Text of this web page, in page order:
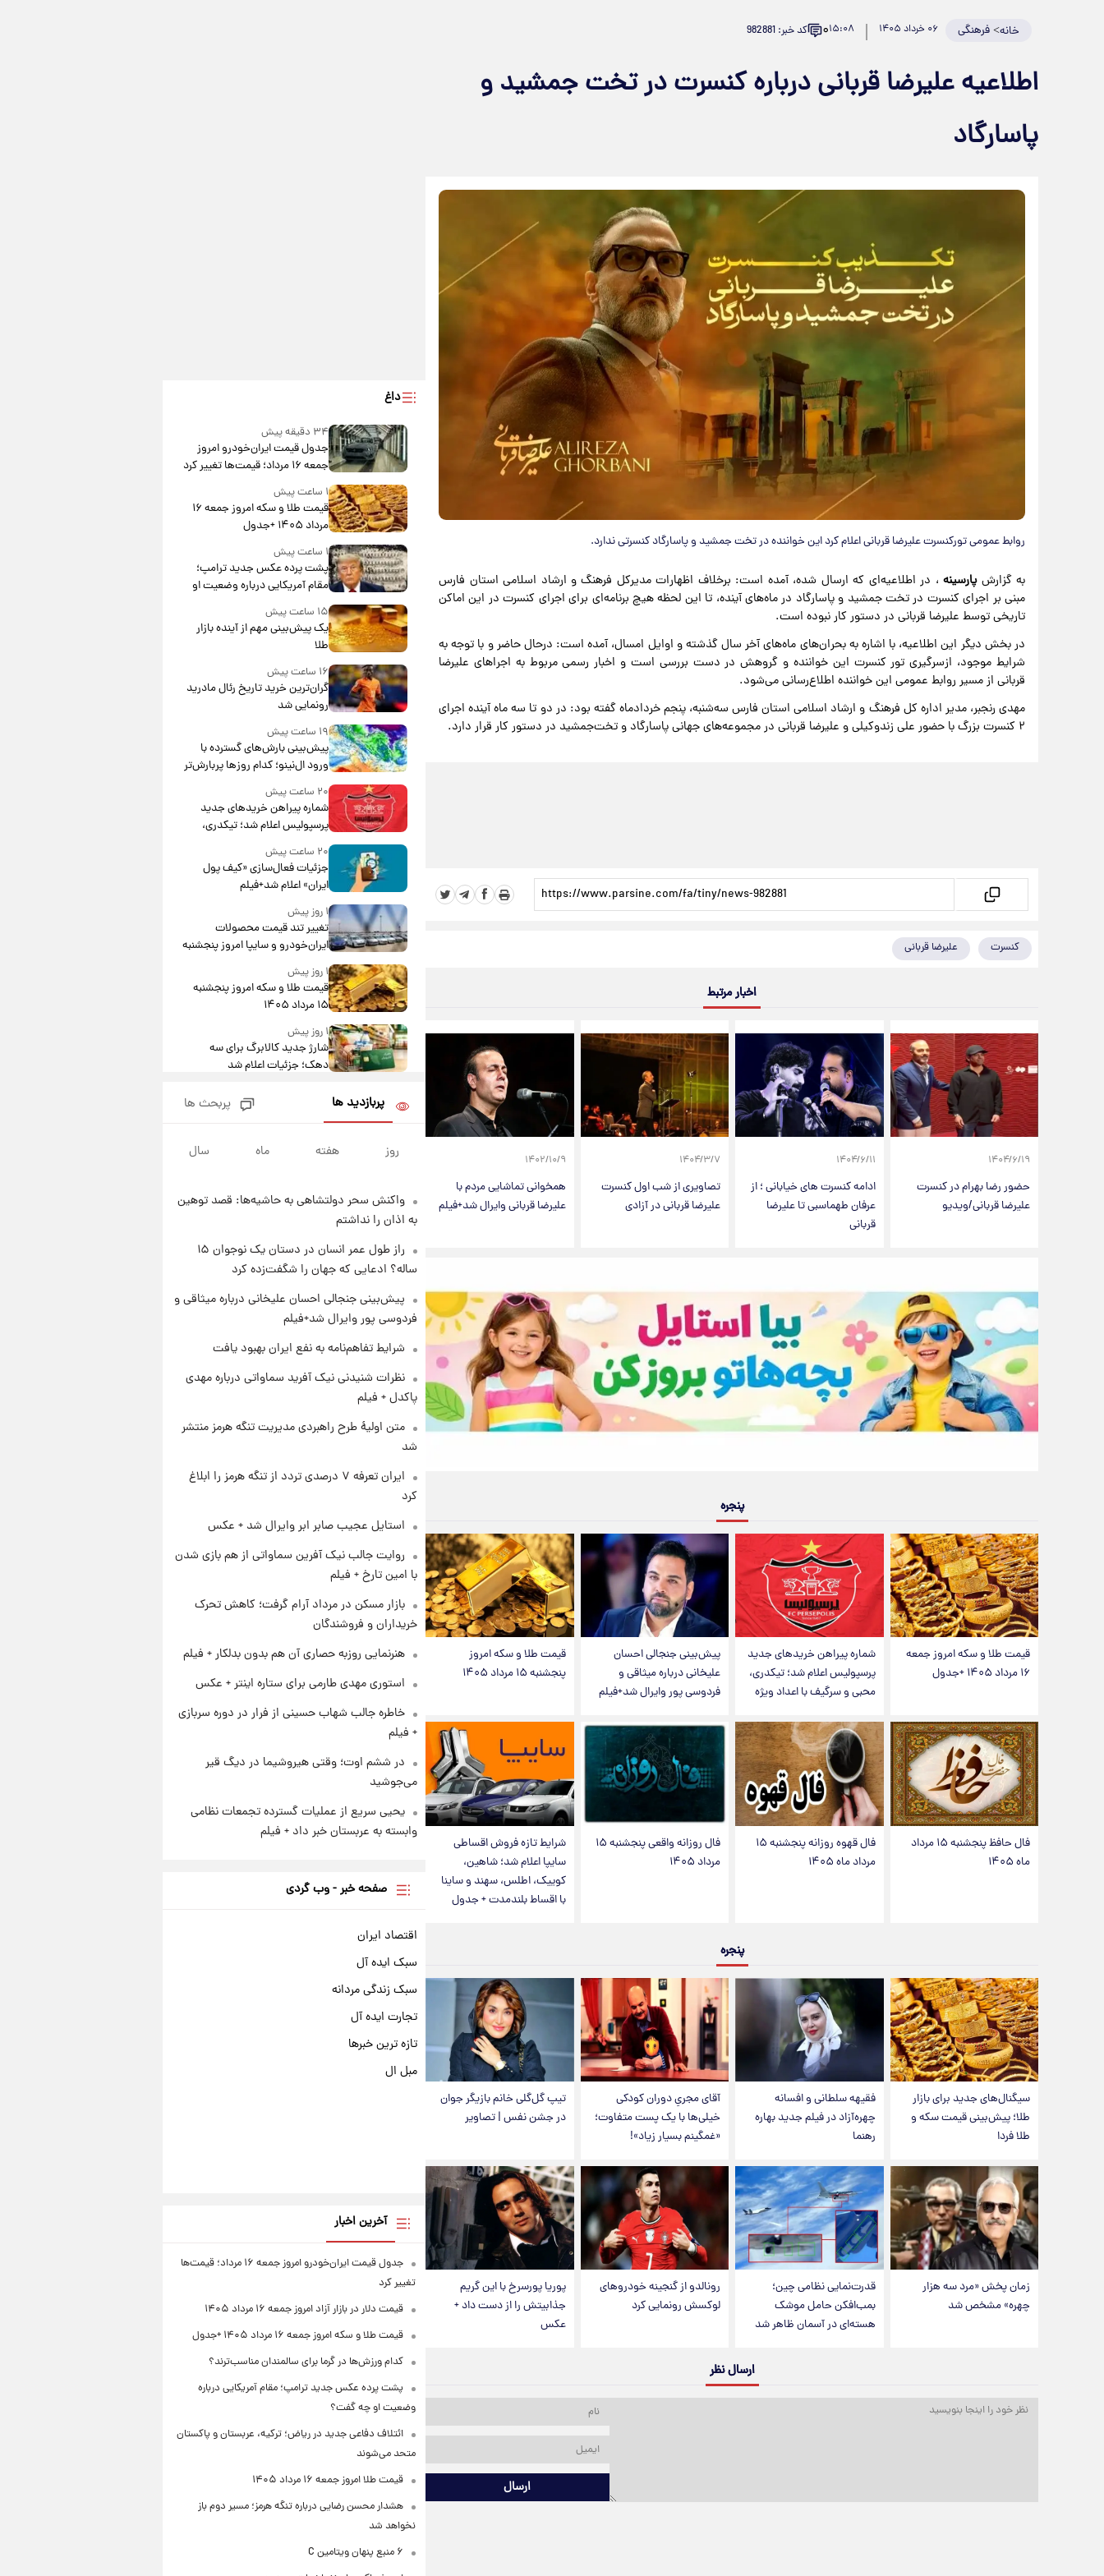
خانه>فرهنگی ۰۶ خرداد ۱۴۰۵ ۱۵:۰۸۰ کد خبر: 982881
اطلاعیه علیرضا قربانی درباره کنسرت در تخت جمشید و
پاسارگاد
روابط عمومی تورکنسرت‌ علیرضا قربانی اعلام کرد این خواننده در تخت جمشید و پاسارگاد کنسرتی ندارد.
به گزارشپارسینه، در اطلاعیه‌ای که ارسال شده، آمده است: برخلاف اظهارات مدیرکل فرهنگ و ارشاد اسلامی استان فارس
مبنی بر اجرای کنسرت در تخت جمشید و پاسارگاد در ماه‌های آینده، تا این لحظه هیچ برنامه‌ای برای اجرای کنسرت در این اماکن
تاریخی توسط علیرضا قربانی در دستور کار نبوده است.
در بخش دیگر این اطلاعیه، با اشاره به بحران‌های ماه‌های آخر سال گذشته و اوایل امسال، آمده است: درحال حاضر و با توجه به
شرایط موجود، ازسرگیری تور کنسرت این خواننده و گروهش در دست بررسی است و اخبار رسمی مربوط به اجراهای علیرضا
قربانی از مسیر روابط عمومی این خواننده اطلاع‌رسانی می‌شود.
مهدی رنجبر، مدیر اداره کل فرهنگ و ارشاد اسلامی استان فارس سه‌شنبه، پنجم خردادماه گفته بود: در دو تا سه ماه آینده اجرای
۲ کنسرت بزرگ با حضور علی زندوکیلی و علیرضا قربانی در مجموعه‌های جهانی پاسارگاد و تخت‌جمشید در دستور کار قرار دارد.
کنسرت علیرضا قربانی
اخبار مرتبط
۱۴۰۴/۶/۱۹
حضور رضا بهرام در کنسرت
علیرضا قربانی/ویدیو
۱۴۰۴/۶/۱۱
ادامه کنسرت های خیابانی ؛ از
عرفان طهماسبی تا علیرضا
قربانی
۱۴۰۴/۳/۷
تصاویری از شب اول کنسرت
علیرضا قربانی در آزادی
۱۴۰۲/۱۰/۹
همخوانی تماشایی مردم‌ با
علیرضا قربانی وایرال شد+فیلم
پنجره
قیمت طلا و سکه امروز جمعه
۱۶ مرداد ۱۴۰۵ +جدول
شماره پیراهن خریدهای جدید
پرسپولیس اعلام شد؛ تیکدری،
محبی و سرگیف با اعداد ویژه
پیش‌بینی جنجالی احسان
علیخانی درباره میثاقی و
فردوسی پور وایرال شد+فیلم
قیمت طلا و سکه امروز
پنجشنبه ۱۵ مرداد ۱۴۰۵
فال حافظ پنجشنبه ۱۵ مرداد
ماه ۱۴۰۵
فال قهوه روزانه پنجشنبه ۱۵
مرداد ماه ۱۴۰۵
فال روزانه واقعی پنجشنبه ۱۵
مرداد ۱۴۰۵
شرایط تازه فروش اقساطی
سایپا اعلام شد؛ شاهین،
کوییک، اطلس، سهند و ساینا
با اقساط بلندمدت + جدول
پنجره
سیگنال‌های جدید برای بازار
طلا؛ پیش‌بینی قیمت سکه و
طلا فردا
فقیهه سلطانی و افسانه
چهره‌آزاد در فیلم جدید بهاره
رهنما
آقای مجریِ دوران کودکی
خیلی‌ها با یک پست متفاوت؛
«غمگینم بسیار زیاد»!
تیپ گل‌گلی خانم بازیگر جوان
در جشن نفس | تصاویر
زمان پخش «مرد سه هزار
چهره» مشخص شد
قدرت‌نمایی نظامی چین؛
بمب‌افکن حامل موشک
هسته‌ای در آسمان ظاهر شد
رونالدو از گنجینه خودروهای
لوکسش رونمایی کرد
پوریا پورسرخ با این گریم
جذابیتش را از دست داد +
عکس
ارسال نظر
ارسال
داغ
۳۴ دقیقه پیش
جدول قیمت ایران‌خودرو امروز
جمعه ۱۶ مرداد؛ قیمت‌ها تغییر کرد
۱ ساعت پیش
قیمت طلا و سکه امروز جمعه ۱۶
مرداد ۱۴۰۵ +جدول
۱ ساعت پیش
پشت پرده عکس جدید ترامپ؛
مقام آمریکایی درباره وضعیت او
چه گفت؟
۱۵ ساعت پیش
یک پیش‌بینی مهم از آینده بازار
طلا
۱۶ ساعت پیش
گران‌ترین خرید تاریخ رئال مادرید
رونمایی شد
۱۹ ساعت پیش
پیش‌بینی بارش‌های گسترده با
ورود ال‌نینو؛ کدام روزها پربارش‌تر
۲۰ ساعت پیش
شماره پیراهن خریدهای جدید
پرسپولیس اعلام شد؛ تیکدری،
۲۰ ساعت پیش
جزئیات فعال‌سازی «کیف پول
ایران» اعلام شد+فیلم
۱ روز پیش
تغییر تند قیمت محصولات
ایران‌خودرو و سایپا امروز پنجشنبه
۱۵ مرداد ۱۴۰۵ +جدول
۱ روز پیش
قیمت طلا و سکه امروز پنجشنبه
۱۵ مرداد ۱۴۰۵
۱ روز پیش
شارژ جدید کالابرگ برای سه
دهک؛ جزئیات اعلام شد
شرایط تازه فروش اقساطی سایپا
اعلام شد؛ شاهین، کوییک، اطلس،
سهند و ساینا با اقساط بلندمدت +
جدول۱ روز پیش
۱۴۰۵
۱ روز پیش
ماه ۱۴۰۵
پربازدید ها پربحث ها
روز هفته ماه سال
واکنش سحر دولتشاهی به حاشیه‌ها: قصد توهین
به اذان را نداشتم
راز طول عمر انسان در دستان یک نوجوان ۱۵
ساله؟ ادعایی که جهان را شگفت‌زده کرد
پیش‌بینی جنجالی احسان علیخانی درباره میثاقی و
فردوسی پور وایرال شد+فیلم
شرایط تفاهم‌نامه به نفع ایران بهبود یافت
نظرات شنیدنی نیک آفرید سماواتی درباره مهدی
پاکدل + فیلم
متن اولیۀ طرح راهبردی مدیریت تنگه هرمز منتشر
شد
ایران تعرفه ۷ درصدی تردد از تنگه هرمز را ابلاغ
کرد
استایل عجیب صابر ابر وایرال شد + عکس
روایت جالب نیک آفرین سماواتی از هم بازی شدن
با امین تارخ + فیلم
بازار مسکن در مرداد آرام گرفت؛ کاهش تحرک
خریداران و فروشندگان
هنرنمایی روزبه حصاری آن هم بدون بدلکار + فیلم
استوری مهدی طارمی برای ستاره اینتر + عکس
خاطره جالب شهاب حسینی از فرار در دوره سربازی
+ فیلم
در ششم اوت؛ وقتی هیروشیما در دیگ قیر
می‌جوشید
یحیی سریع از عملیات گسترده تجمعات نظامی
وابسته به عربستان خبر داد + فیلم
صفحه خبر - وب گردی
اقتصاد ایران
سبک ایده آل
سبک زندگی مردانه
تجارت ایده آل
تازه ترین خبرها
مبل ال
آخرین اخبار
جدول قیمت ایران‌خودرو امروز جمعه ۱۶ مرداد؛ قیمت‌ها
تغییر کرد
قیمت دلار در بازار آزاد امروز جمعه ۱۶ مرداد ۱۴۰۵
قیمت طلا و سکه امروز جمعه ۱۶ مرداد ۱۴۰۵ +جدول
کدام ورزش‌ها در گرما برای سالمندان مناسب‌ترند؟
پشت پرده عکس جدید ترامپ؛ مقام آمریکایی درباره
وضعیت او چه گفت؟
ائتلاف دفاعی جدید در ریاض؛ ترکیه، عربستان و پاکستان
متحد می‌شوند
قیمت طلا امروز جمعه ۱۶ مرداد ۱۴۰۵
هشدار محسن رضایی درباره تنگه هرمز؛ مسیر دوم باز
نخواهد شد
۶ منبع پنهان ویتامین C